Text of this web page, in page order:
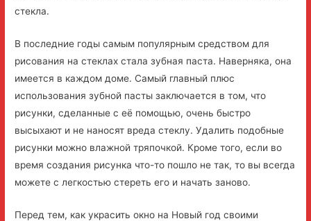
стекла.
В последние годы самым популярным средством для
рисования на стеклах стала зубная паста. Наверняка, она
имеется в каждом доме. Самый главный плюс
использования зубной пасты заключается в том, что
рисунки, сделанные с её помощью, очень быстро
высыхают и не наносят вреда стеклу. Удалить подобные
рисунки можно влажной тряпочкой. Кроме того, если во
время создания рисунка что-то пошло не так, то вы всегда
можете с легкостью стереть его и начать заново.
Перед тем, как украсить окно на Новый год своими